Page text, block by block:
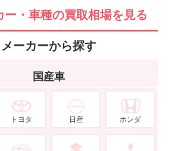
ー・車種の買取相場を見る
メーカーから探す
国産車
トヨタ 日産 ホンダ